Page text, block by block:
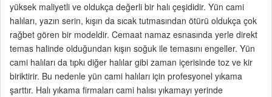
yüksek maliyetli ve oldukça değerli bir halı çeşididir. Yün cami
halıları, yazın serin, kışın da sıcak tutmasından ötürü oldukça çok
rağbet gören bir modeldir. Cemaat namaz esnasında yerle direkt
temas halinde olduğundan kışın soğuk ile temasını engeller. Yün
cami halıları da tıpkı diğer halılar gibi zaman içerisinde toz ve kir
biriktirir. Bu nedenle yün cami halıları için profesyonel yıkama
şarttır. Halı yıkama firmaları cami halısı yıkamayı yerinde